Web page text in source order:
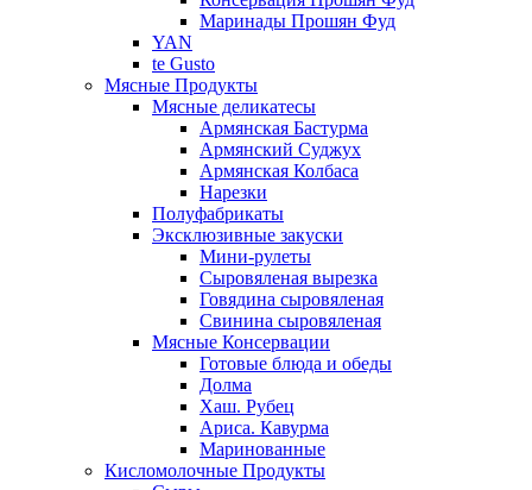
Маринады Прошян Фуд
YAN
te Gusto
Мясные Продукты
Мясные деликатесы
Армянская Бастурма
Армянский Суджух
Армянская Колбаса
Нарезки
Полуфабрикаты
Эксклюзивные закуски
Мини-рулеты
Сыровяленая вырезка
Говядина сыровяленая
Свинина сыровяленая
Мясные Консервации
Готовые блюда и обеды
Долма
Хаш. Рубец
Ариса. Кавурма
Маринованные
Кисломолочные Продукты